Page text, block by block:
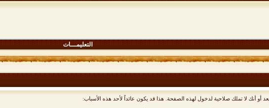
التعليمـــات
أو أنك لا تملك صلاحية لدخول لهذه الصفحة. هذا قد يكون عائداً لأحد هذه الأسباب: